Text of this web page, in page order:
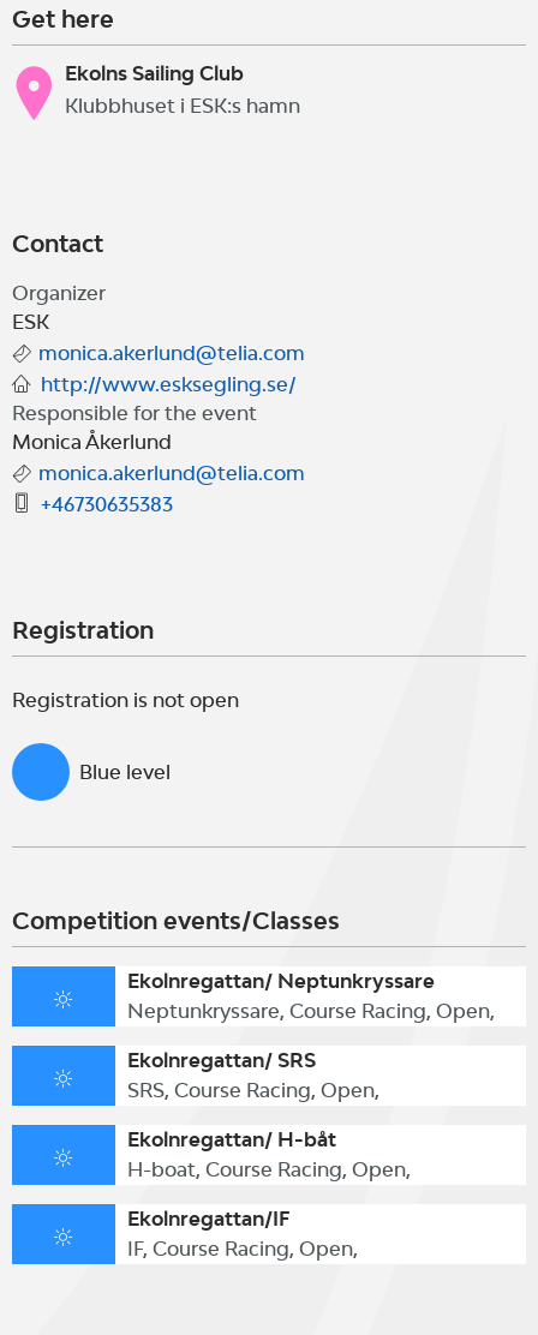
Get here
Ekolns Sailing Club
Klubbhuset i ESK:s hamn
Contact
Organizer
ESK
monica.akerlund@telia.com
http://www.esksegling.se/
Responsible for the event
Monica Åkerlund
monica.akerlund@telia.com
+46730635383
Registration
Registration is not open
Blue level
Competition events/Classes
Ekolnregattan/ Neptunkryssare
Neptunkryssare, Course Racing, Open,
Ekolnregattan/ SRS
SRS, Course Racing, Open,
Ekolnregattan/ H-båt
H-boat, Course Racing, Open,
Ekolnregattan/IF
IF, Course Racing, Open,